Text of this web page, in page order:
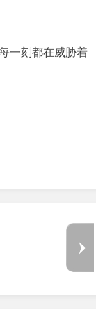
一刻都在威胁着
全力争夺生存
1